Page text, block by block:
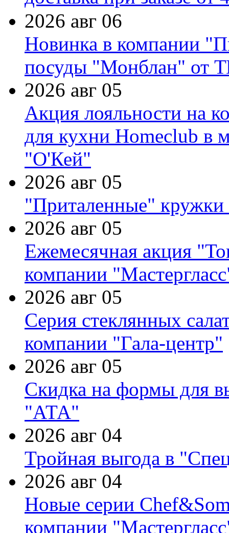
2026 авг 06
Новинка в компании
посуды "Монблан" от
2026 авг 05
Акция лояльности на
для кухни Homeclub в
"О'Кей"
2026 авг 05
"Приталенные" кружки
2026 авг 05
Ежемесячная акция
компании
2026 авг 05
Серия стеклянных
компании "Гала-центр"
2026 авг 05
Скидка на формы для
"АТА"
2026 авг 04
Тройная выгода в
2026 авг 04
Новые серии
компании